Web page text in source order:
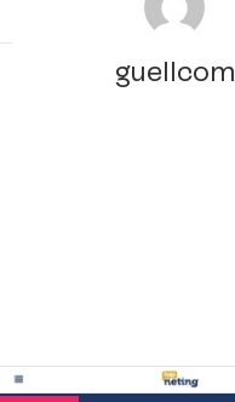
guellcom